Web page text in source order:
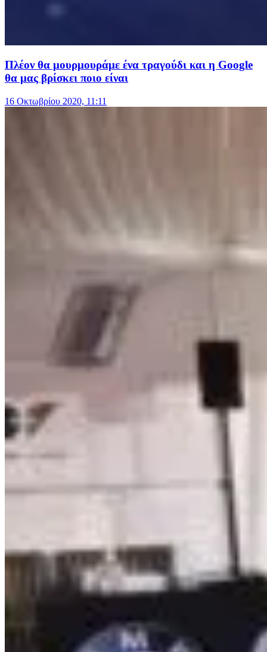
Πλέον θα μουρμουράμε ένα τραγούδι και η Google
θα μας βρίσκει ποιο είναι
16 Οκτωβρίου 2020, 11:11